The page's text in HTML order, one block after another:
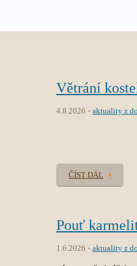
Větrání
4.8.2026 aktuality z
ČÍST DÁL
Pouť
1.6.2026 aktuality z